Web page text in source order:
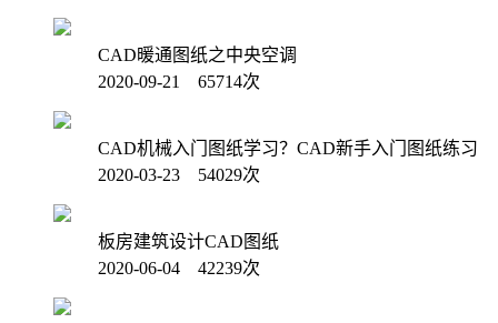
CAD暖通图纸之中央空调
2020-09-21 65714次
CAD机械入门图纸学习？CAD新手入门图纸练习
2020-03-23 54029次
板房建筑设计CAD图纸
2020-06-04 42239次